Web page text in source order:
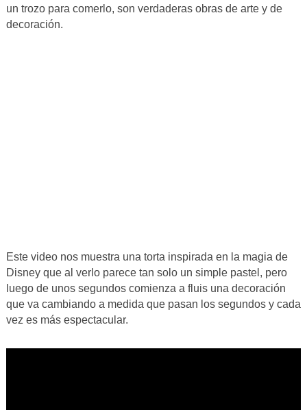
un trozo para comerlo, son verdaderas obras de arte y de
decoración.
Este video nos muestra una torta inspirada en la magia de
Disney que al verlo parece tan solo un simple pastel, pero
luego de unos segundos comienza a fluis una decoración
que va cambiando a medida que pasan los segundos y cada
vez es más espectacular.